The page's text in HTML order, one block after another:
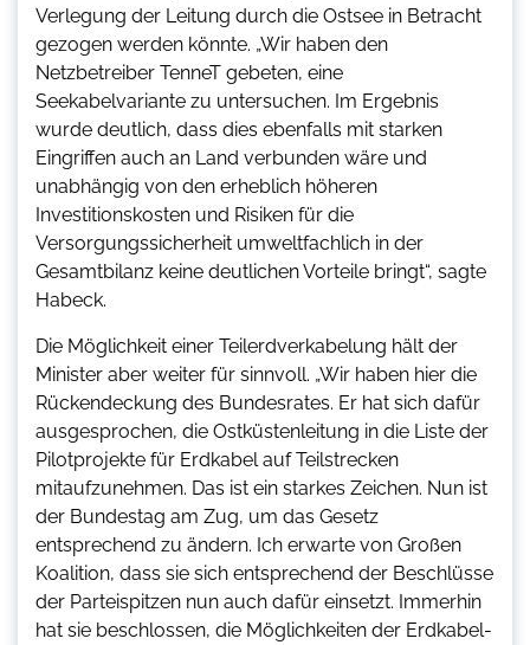
Verlegung der Leitung durch die Ostsee in Betracht
gezogen werden könnte. „Wir haben den
Netzbetreiber TenneT gebeten, eine
Seekabelvariante zu untersuchen. Im Ergebnis
wurde deutlich, dass dies ebenfalls mit starken
Eingriffen auch an Land verbunden wäre und
unabhängig von den erheblich höheren
Investitionskosten und Risiken für die
Versorgungssicherheit umweltfachlich in der
Gesamtbilanz keine deutlichen Vorteile bringt“, sagte
Habeck.
Die Möglichkeit einer Teilerdverkabelung hält der
Minister aber weiter für sinnvoll. „Wir haben hier die
Rückendeckung des Bundesrates. Er hat sich dafür
ausgesprochen, die Ostküstenleitung in die Liste der
Pilotprojekte für Erdkabel auf Teilstrecken
mitaufzunehmen. Das ist ein starkes Zeichen. Nun ist
der Bundestag am Zug, um das Gesetz
entsprechend zu ändern. Ich erwarte von Großen
Koalition, dass sie sich entsprechend der Beschlüsse
der Parteispitzen nun auch dafür einsetzt. Immerhin
hat sie beschlossen, die Möglichkeiten der Erdkabel-